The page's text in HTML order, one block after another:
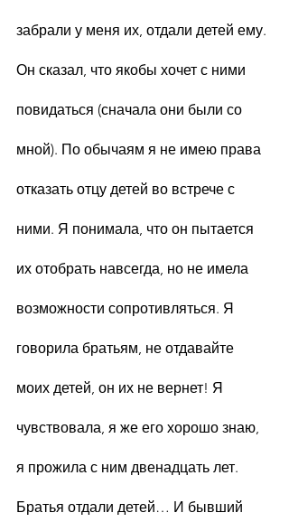
забрали у меня их, отдали детей ему.
Он сказал, что якобы хочет с ними
повидаться (сначала они были со
мной). По обычаям я не имею права
отказать отцу детей во встрече с
ними. Я понимала, что он пытается
их отобрать навсегда, но не имела
возможности сопротивляться. Я
говорила братьям, не отдавайте
моих детей, он их не вернет! Я
чувствовала, я же его хорошо знаю,
я прожила с ним двенадцать лет.
Братья отдали детей… И бывший